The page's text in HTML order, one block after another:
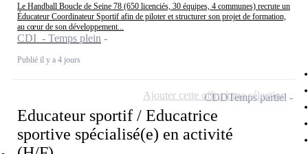
Le Handball Boucle de Seine 78 (650 licenciés, 30 équipes, 4 communes) recrute un
Éducateur Coordinateur Sportif afin de piloter et structurer son projet de formation,
au cœur de son développement...
CDI - Temps plein
Publié il y a 4 jours
Educateur sportif / Educatrice
sportive spécialisé(e) en activité
CDDTemps partiel
Ajouter cette offre à ma sélection